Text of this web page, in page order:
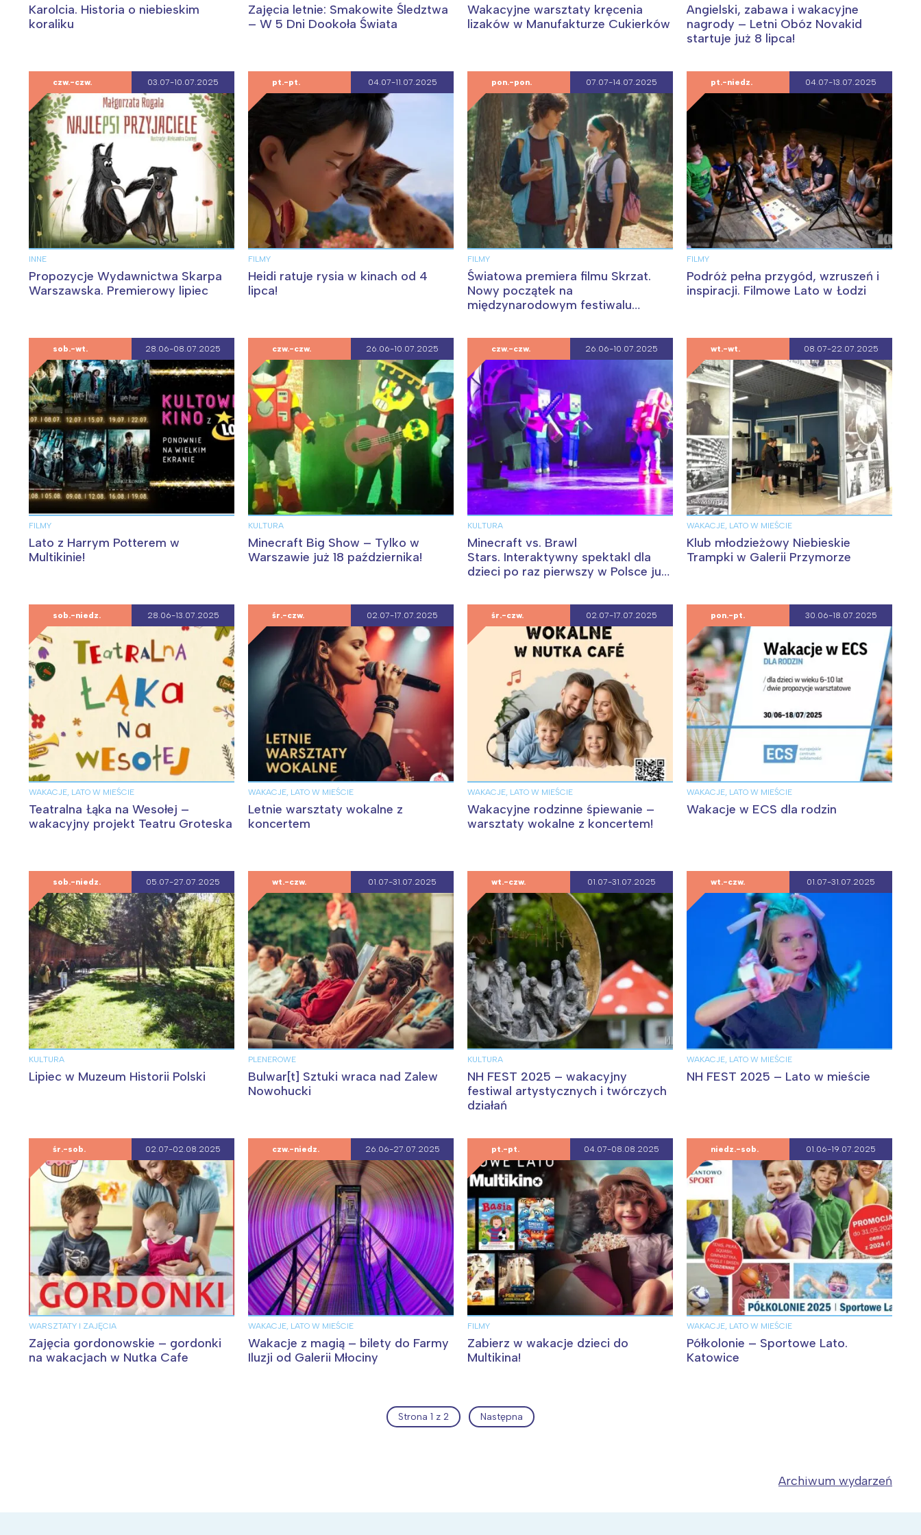
Karolcia. Historia o niebieskim
koraliku
Zajęcia letnie: Smakowite Śledztwa
– W 5 Dni Dookoła Świata
Wakacyjne warsztaty kręcenia
lizaków w Manufakturze Cukierków
Angielski, zabawa i wakacyjne
nagrody – Letni Obóz Novakid
startuje już 8 lipca!
czw.-czw. 03.07-10.07.2025
INNE
Propozycje Wydawnictwa Skarpa
Warszawska. Premierowy lipiec
pt.-pt. 04.07-11.07.2025
FILMY
Heidi ratuje rysia w kinach od 4
lipca!
pon.-pon. 07.07-14.07.2025
FILMY
Światowa premiera filmu Skrzat.
Nowy początek na
międzynarodowym festiwalu
pt.-niedz. 04.07-13.07.2025
FILMY
Podróż pełna przygód, wzruszeń i
inspiracji. Filmowe Lato w Łodzi
sob.-wt. 28.06-08.07.2025
FILMY
Lato z Harrym Potterem w
Multikinie!
czw.-czw. 26.06-10.07.2025
KULTURA
Minecraft Big Show – Tylko w
Warszawie już 18 października!
czw.-czw. 26.06-10.07.2025
KULTURA
Minecraft vs. Brawl
Stars. Interaktywny spektakl dla
dzieci po raz pierwszy w Polsce już
wt.-wt. 08.07-22.07.2025
WAKACJE, LATO W MIEŚCIE
Klub młodzieżowy Niebieskie
Trampki w Galerii Przymorze
sob.-niedz. 28.06-13.07.2025
WAKACJE, LATO W MIEŚCIE
Teatralna Łąka na Wesołej –
wakacyjny projekt Teatru Groteska
śr.-czw. 02.07-17.07.2025
WAKACJE, LATO W MIEŚCIE
Letnie warsztaty wokalne z
koncertem
śr.-czw. 02.07-17.07.2025
WAKACJE, LATO W MIEŚCIE
Wakacyjne rodzinne śpiewanie –
warsztaty wokalne z koncertem!
pon.-pt. 30.06-18.07.2025
WAKACJE, LATO W MIEŚCIE
Wakacje w ECS dla rodzin
sob.-niedz. 05.07-27.07.2025
KULTURA
Lipiec w Muzeum Historii Polski
wt.-czw. 01.07-31.07.2025
PLENEROWE
Bulwar[t] Sztuki wraca nad Zalew
Nowohucki
wt.-czw. 01.07-31.07.2025
KULTURA
NH FEST 2025 – wakacyjny
festiwal artystycznych i twórczych
działań
wt.-czw. 01.07-31.07.2025
WAKACJE, LATO W MIEŚCIE
NH FEST 2025 – Lato w mieście
śr.-sob. 02.07-02.08.2025
WARSZTATY I ZAJĘCIA
Zajęcia gordonowskie – gordonki
na wakacjach w Nutka Cafe
czw.-niedz. 26.06-27.07.2025
WAKACJE, LATO W MIEŚCIE
Wakacje z magią – bilety do Farmy
Iluzji od Galerii Młociny
pt.-pt. 04.07-08.08.2025
FILMY
Zabierz w wakacje dzieci do
Multikina!
niedz.-sob. 01.06-19.07.2025
WAKACJE, LATO W MIEŚCIE
Półkolonie – Sportowe Lato.
Katowice
Strona 1 z 2 Następna
Archiwum wydarzeń
Interesują mnie wydarzenia z tego regionu:
Warszawa
Łódź
Trójmiasto
Śląsk
Kraków
Południe
Północ
Wybieram